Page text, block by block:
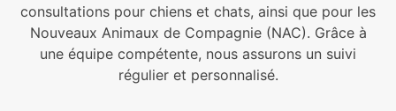
consultations pour chiens et chats, ainsi que pour les
Nouveaux Animaux de Compagnie (NAC). Grâce à
une équipe compétente, nous assurons un suivi
régulier et personnalisé.